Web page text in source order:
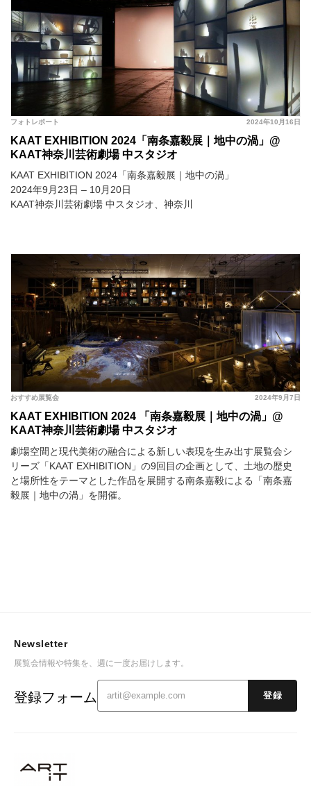
2024年10月16日
フォトレポート
KAAT EXHIBITION 2024「南条嘉毅展｜地中の渦」@
KAAT神奈川芸術劇場 中スタジオ
KAAT EXHIBITION 2024「南条嘉毅展｜地中の渦」
2024年9月23日 – 10月20日
KAAT神奈川芸術劇場 中スタジオ、神奈川
2024年9月7日
おすすめ展覧会
KAAT EXHIBITION 2024 「南条嘉毅展｜地中の渦」@
KAAT神奈川芸術劇場 中スタジオ
劇場空間と現代美術の融合による新しい表現を生み出す展覧会シ
リーズ「KAAT EXHIBITION」の9回目の企画として、土地の歴史
と場所性をテーマとした作品を展開する南条嘉毅による「南条嘉
毅展｜地中の渦」を開催。
Newsletter
展覧会情報や特集を、週に一度お届けします。
登録フォーム 登録